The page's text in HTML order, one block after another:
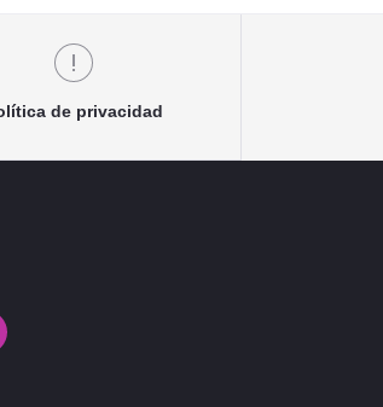
de privacidad